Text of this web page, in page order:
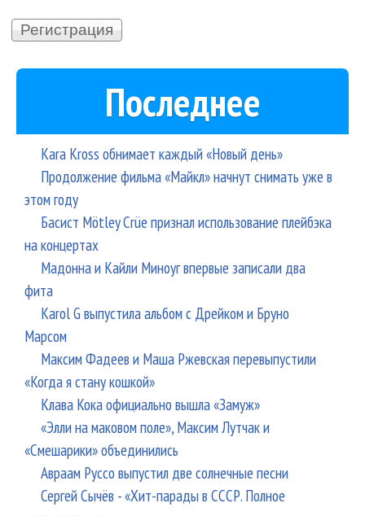
Последнее
Kara Kross обнимает каждый «Новый день»
Продолжение фильма «Майкл» начнут снимать уже в
этом году
Басист Mötley Crüe признал использование плейбэка
на концертах
Мадонна и Кайли Миноуг впервые записали два
фита
Karol G выпустила альбом с Дрейком и Бруно
Марсом
Максим Фадеев и Маша Ржевская перевыпустили
«Когда я стану кошкой»
Клава Кока официально вышла «Замуж»
«Элли на маковом поле», Максим Лутчак и
«Смешарики» объединились
Авраам Руссо выпустил две солнечные песни
Сергей Сычёв - «Хит-парады в СССР. Полное